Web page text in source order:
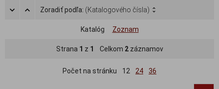
Zoradiť podľa: (Katalogového čísla)
Katalóg Zoznam
Strana 1 z 1 Celkom 2záznamov
Počet na stránku 12 24 36